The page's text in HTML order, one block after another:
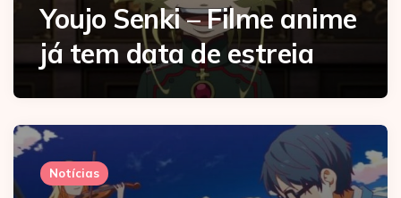
Youjo Senki – Filme anime
já tem data de estreia
Notícias